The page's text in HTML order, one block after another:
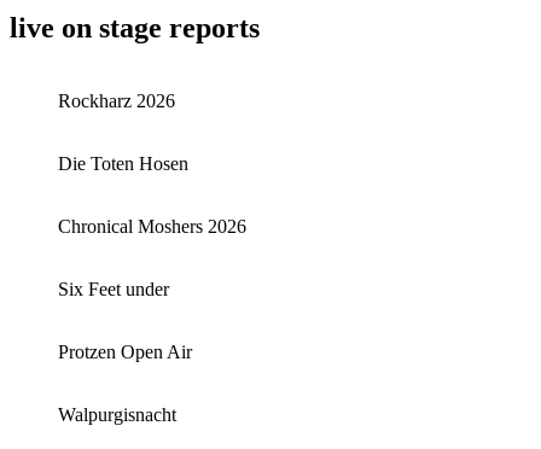
live on stage reports
Rockharz 2026
Die Toten Hosen
Chronical Moshers 2026
Six Feet under
Protzen Open Air
Walpurgisnacht